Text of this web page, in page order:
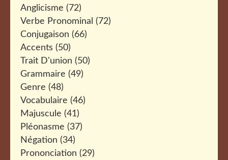
Anglicisme (72)
Verbe Pronominal (72)
Conjugaison (66)
Accents (50)
Trait D'union (50)
Grammaire (49)
Genre (48)
Vocabulaire (46)
Majuscule (41)
Pléonasme (37)
Négation (34)
Prononciation (29)